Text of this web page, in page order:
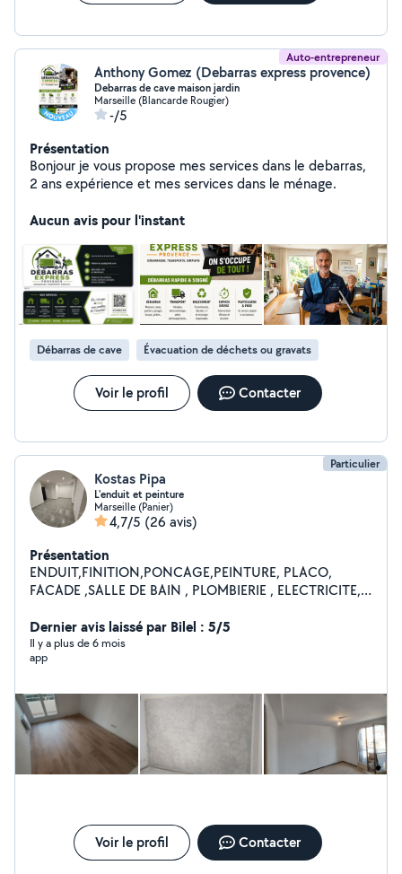
Auto-entrepreneur
Anthony Gomez (Debarras express provence)
Debarras de cave maison jardin
Marseille (Blancarde Rougier)
-/5
Présentation
Bonjour je vous propose mes services dans le debarras,
2 ans expérience et mes services dans le ménage.
Aucun avis pour l'instant
Débarras de cave Évacuation de déchets ou gravats
Voir le profil Contacter
Particulier
Kostas Pipa
L'enduit et peinture
Marseille (Panier)
4,7/5 (26 avis)
Présentation
ENDUIT,FINITION,PONCAGE,PEINTURE, PLACO,
FACADE ,SALLE DE BAIN , PLOMBIERIE , ELECTRICITE,
RENOVATION TOUT CORPS ETAT
Dernier avis laissé par Bilel : 5/5
Il y a plus de 6 mois
app
Voir le profil Contacter